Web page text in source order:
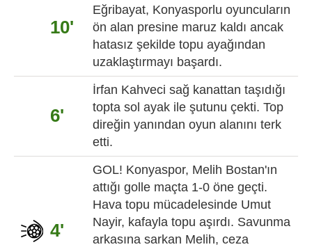
10'
Eğribayat, Konyasporlu oyuncuların
ön alan presine maruz kaldı ancak
hatasız şekilde topu ayağından
uzaklaştırmayı başardı.
6'
İrfan Kahveci sağ kanattan taşıdığı
topta sol ayak ile şutunu çekti. Top
direğin yanından oyun alanını terk
etti.
4'
GOL! Konyaspor, Melih Bostan'ın
attığı golle maçta 1-0 öne geçti.
Hava topu mücadelesinde Umut
Nayir, kafayla topu aşırdı. Savunma
arkasına sarkan Melih, ceza